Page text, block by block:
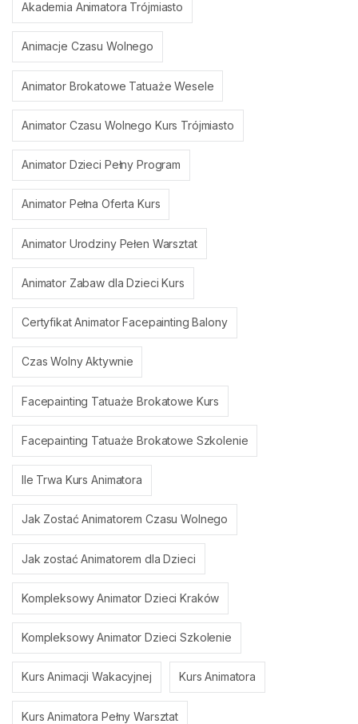
Akademia Animatora Trójmiasto
Animacje Czasu Wolnego
Animator Brokatowe Tatuaże Wesele
Animator Czasu Wolnego Kurs Trójmiasto
Animator Dzieci Pełny Program
Animator Pełna Oferta Kurs
Animator Urodziny Pełen Warsztat
Animator Zabaw dla Dzieci Kurs
Certyfikat Animator Facepainting Balony
Czas Wolny Aktywnie
Facepainting Tatuaże Brokatowe Kurs
Facepainting Tatuaże Brokatowe Szkolenie
Ile Trwa Kurs Animatora
Jak Zostać Animatorem Czasu Wolnego
Jak zostać Animatorem dla Dzieci
Kompleksowy Animator Dzieci Kraków
Kompleksowy Animator Dzieci Szkolenie
Kurs Animacji Wakacyjnej Kurs Animatora
Kurs Animatora Pełny Warsztat